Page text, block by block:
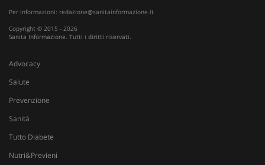
Per informazioni: redazione@sanitainformazione.it
Copyright © 2015 - 2026
Sanita Informazione. Tutti i diritti riservati.
Advocacy
Salute
Prevenzione
Sanità
Tutto Diabete
Nutri&Previeni